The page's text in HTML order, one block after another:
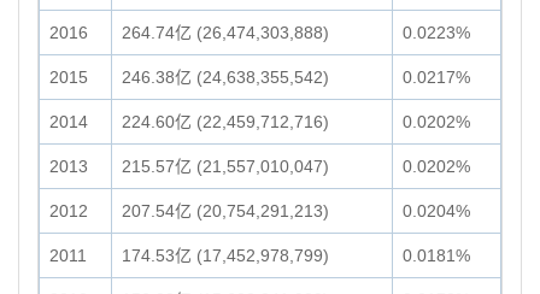
2016 264.74亿 (26,474,303,888) 0.0223%
2015 246.38亿 (24,638,355,542) 0.0217%
2014 224.60亿 (22,459,712,716) 0.0202%
2013 215.57亿 (21,557,010,047) 0.0202%
2012 207.54亿 (20,754,291,213) 0.0204%
2011 174.53亿 (17,452,978,799) 0.0181%